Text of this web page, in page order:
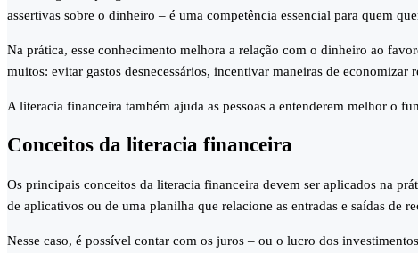
assertivas sobre o dinheiro – é uma competência essencial para quem
Na prática, esse conhecimento melhora a relação com o dinheiro ao
muitos: evitar gastos desnecessários, incentivar maneiras de economizar
A literacia financeira também ajuda as pessoas a entenderem melhor o
Conceitos da literacia financeira
Os principais conceitos da literacia financeira devem ser aplicados na
de aplicativos ou de uma planilha que relacione as entradas e saídas de
Nesse caso, é possível contar com os juros – ou o lucro dos